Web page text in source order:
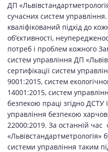
ДП
сучасних систем
кваліфікований підхід до
об’єктивності,
потреб і проблем кожного
систем управління ДП
сертифікації систем
9001:2015, систем
14001:2015, систем
безпекою праці згідно ДСТУ
управління безпекою
22000:2019. За останній
«Львівстандартметрологія»
системи управління таким